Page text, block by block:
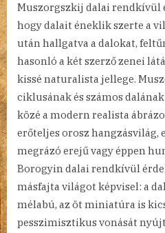
Muszorgszkij dalai rendkívül
hogy dalait éneklik szerte a
után hallgatva a dalokat,
hasonló a két szerző zenei
kissé naturalista jellege.
ciklusának és számos
közé a modern realista
erőteljes orosz hangzásvilág,
megrázó erejű vagy éppen
Borogyin dalai rendkívül
másfajta világot képvisel: a
mélabú, az öt miniatúra is
pesszimisztikus vonását